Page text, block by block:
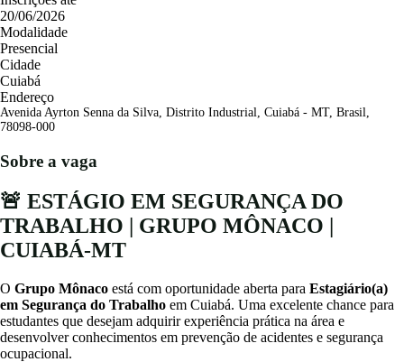
20/06/2026
Modalidade
Presencial
Cidade
Cuiabá
Endereço
Avenida Ayrton Senna da Silva, Distrito Industrial, Cuiabá - MT, Brasil,
78098-000
Sobre a vaga
🚨 ESTÁGIO EM SEGURANÇA DO
TRABALHO | GRUPO MÔNACO |
CUIABÁ-MT
O Grupo Mônaco está com oportunidade aberta para Estagiário(a)
em Segurança do Trabalho em Cuiabá. Uma excelente chance para
estudantes que desejam adquirir experiência prática na área e
desenvolver conhecimentos em prevenção de acidentes e segurança
ocupacional.